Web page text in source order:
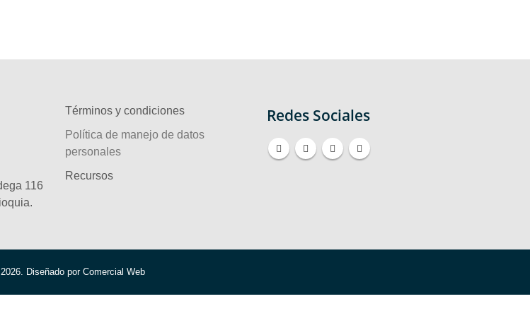
116
Términos y condiciones
Política de manejo de datos
personales
Recursos
Redes Sociales
Diseñado por Comercial Web